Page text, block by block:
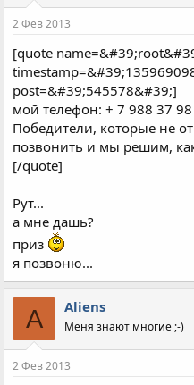
2 Фев 2013
[quote
post=&#39;545578&#39;]
мой телефон: + 7 988 37
Победители, которые не
позвонить и мы решим,
[/quote]
Рут...
а мне дашь?
приз
я позвоню...
A Aliens
Меня знают многие ;-)
2 Фев 2013